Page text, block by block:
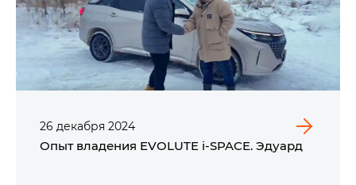
26 декабря 2024
Опыт владения EVOLUTE i‑SPACE. Эдуард